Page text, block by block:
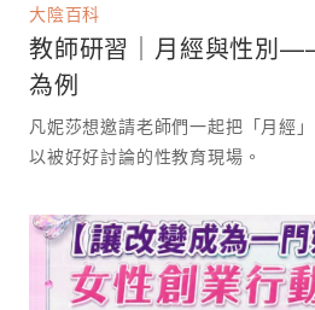
大陰百科
教師研習｜月經與性別
為例
凡妮莎想邀請老師們一起把「月經